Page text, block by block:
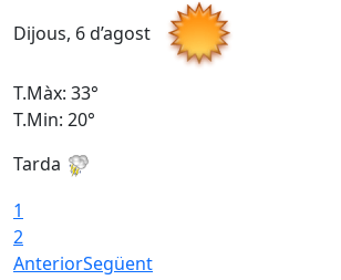
Dijous, 6 d’agost
T.Màx: 33°
T.Min: 20°
Tarda
1
2
AnteriorSegüent